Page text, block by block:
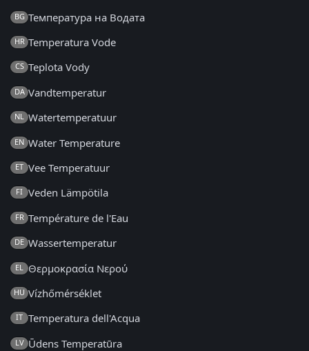
BG Температура на Водата
HR Temperatura Vode
CS Teplota Vody
DA Vandtemperatur
NL Watertemperatuur
EN Water Temperature
ET Vee Temperatuur
FI Veden Lämpötila
FR Température de l'Eau
DE Wassertemperatur
EL Θερμοκρασία Νερού
HU Vízhőmérséklet
IT Temperatura dell'Acqua
LV Ūdens Temperatūra